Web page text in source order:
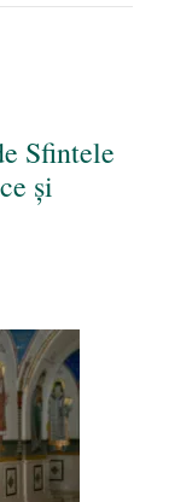
Sfintele
şi